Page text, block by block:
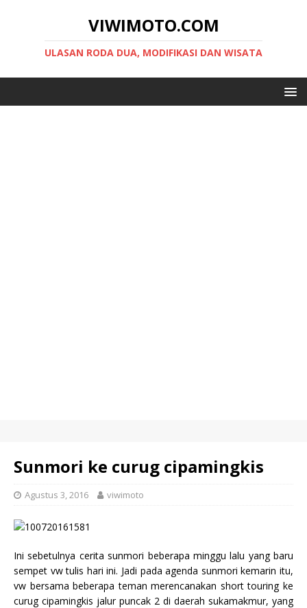
VIWIMOTO.COM
ULASAN RODA DUA, MODIFIKASI DAN WISATA
Sunmori ke curug cipamingkis
Agustus 3, 2016 viwimoto
Ini sebetulnya cerita sunmori beberapa minggu lalu yang baru
sempet vw tulis hari ini. Jadi pada agenda sunmori kemarin itu,
vw bersama beberapa teman merencanakan short touring ke
curug cipamingkis jalur puncak 2 di daerah sukamakmur, yang